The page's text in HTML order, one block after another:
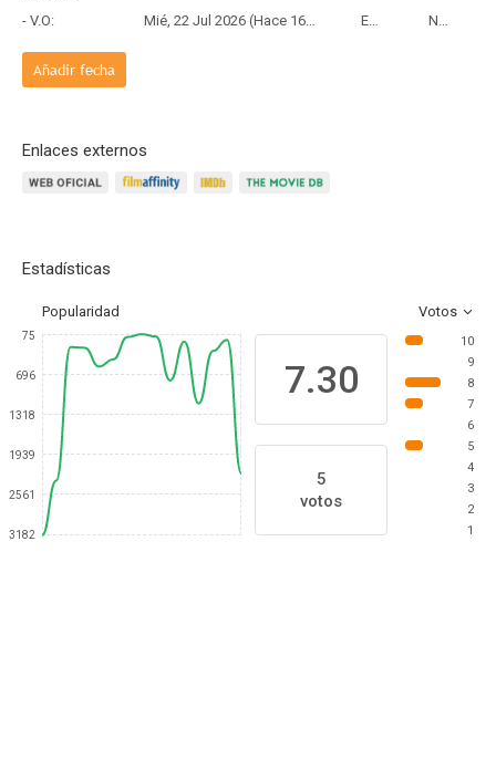
- V.O:
Mié, 22 Jul 2026 (Hace 16 días) Estreno Netflix
Añadir fecha
Enlaces externos
Estadísticas
Popularidad Votos
75
696
1318
1939
2561
3182
7.30
5
votos
10
9
8
7
6
5
4
3
2
1